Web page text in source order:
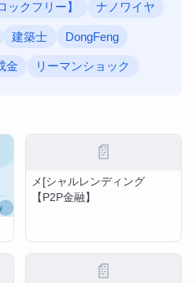
ックフリー】 ナノワイヤ
建築士 DongFeng
金 リーマンショック
📄
メ[シャルレンディング
【P2P金融】
📄